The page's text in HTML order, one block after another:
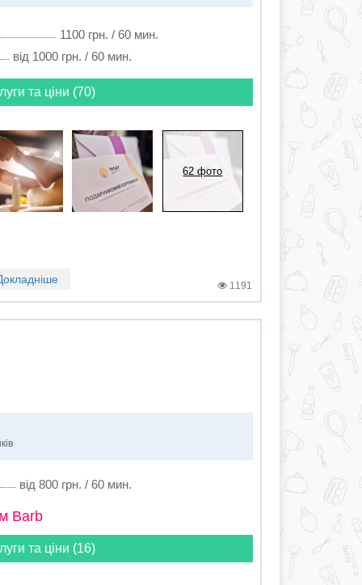
1100 грн. / 60 мин.
від 1000 грн. / 60 мин.
та ціни (70)
62 фото
1191
від 800 грн. / 60 мин.
Barb
та ціни (16)